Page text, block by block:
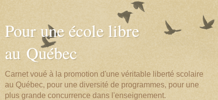
Pour une école libre
au Québec
Carnet voué à la promotion d'une véritable liberté scolaire
au Québec, pour une diversité de programmes, pour une
plus grande concurrence dans l'enseignement.